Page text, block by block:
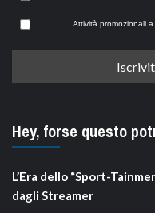
Attività promozionali a
Hey, forse questo
L’Era dello “Sport-
dagli Streamer